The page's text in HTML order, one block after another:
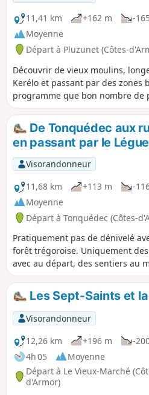
11,41 km
+162 m -
Moyenne
Départ à Pluzunet (Côtes-
Découvrir de vieux moulins,
Kerélo et passant par des zones
programme que bon nombre de
sans trop d'effort.
sont difficilement praticables par
De Tonquédec aux
en passant par le
Visorandonneur
11,68 km
+113 m -
Moyenne
Départ à Tonquédec (Côtes-
Pratiquement pas de dénivelé
forêt trégoroise. Uniquement
avec au départ, des sentiers au
une marche le long des rives du
une découverte des ruines très
Tonquédec. À la fin du périple,
l'église du bourg.
Les Sept-Saints et
Visorandonneur
12,26 km
+196 m
-
4h 05
Moyenne
Départ à Le Vieux-Marché
d'Armor)